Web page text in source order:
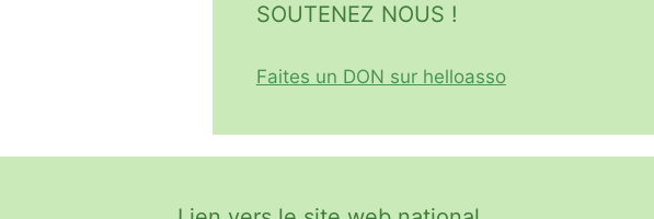
SOUTENEZ NOUS !
Faites un DON sur helloasso